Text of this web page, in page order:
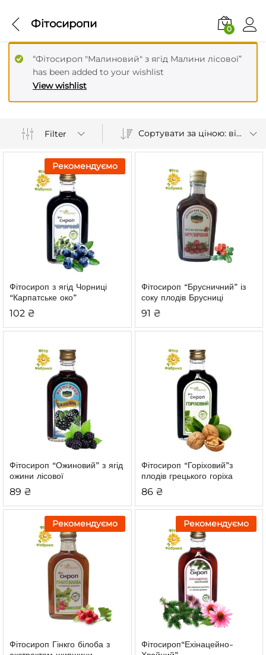
Фітосиропи 0
View wishlist
“Фітосироп "Малиновий" з ягід Малини лісової”
has been added to your wishlist
Filter Сортувати за ціною: від вищої до нижчої
Рекомендуємо
Фітосироп з ягід Чорниці
“Карпатське око”
102 ₴
Фітосироп “Брусничний”із
соку плодів Брусниці
91 ₴
Фітосироп “Ожиновий” з ягід
ожини лісової
89 ₴
Фітосироп “Горіховий”з
плодів грецького горіха
86 ₴
Рекомендуємо
Фітосироп Гінкго білоба з
Рекомендуємо
Фітосироп“Ехінацейно-